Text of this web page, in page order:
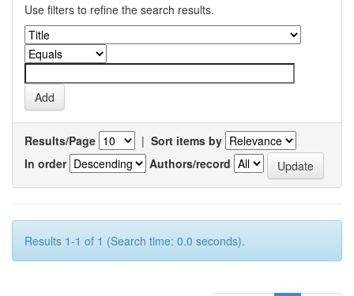
Use filters to refine the search results.
Results/Page | Sort items by
In order
Authors/record
Results 1-1 of 1 (Search time: 0.0 seconds).